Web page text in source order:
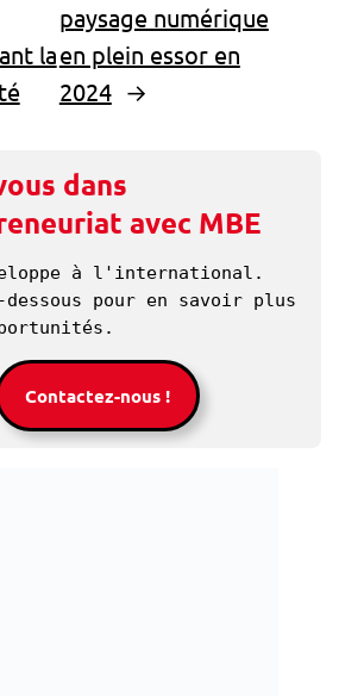
la
paysage numérique
en plein essor en
2024 →
dans
avec MBE
à l'international.
pour en savoir plus
Contactez-nous !